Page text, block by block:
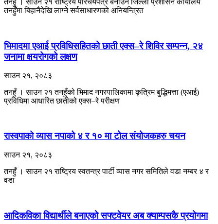
तनहुँ । साउन २१ राष्ट्रिय परिचयपत्र बनाउन जिल्ला प्रशासन कार्यालय
तनहुँमा बिहानैदेखि लाग्ने सर्वसाधारणको अनियन्त्रित
भिमादमा एआई प्रविधिसहितको छाती एक्स–रे शिविर सम्पन्न, २४
जनामा क्षयरोगको लक्षण
साउन २१, २०८३
तनहुँ । साउन २१ तनहुँको भिमाद नगरपालिकामा कृत्रिम बुद्धिमत्ता (एआई)
प्रविधिमा आधारित छातीको एक्स–रे परीक्षण
रास्वपाको व्यास नपाको ४ र १० मा टोल संयोजकहरु चयन
साउन २१, २०८३
तनहुँ । साउन २१ राष्ट्रिय स्वतन्त्र पार्टी व्यास नगर समितिले वडा नम्बर ४ र
वडा
आदिकविका विद्यार्थीले बनाएको सफ्टवेयर अब क्याम्पसकै प्रयोगमा